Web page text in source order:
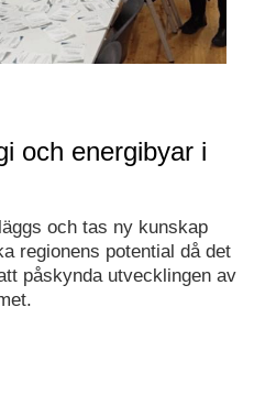
och energibyar i
och tas ny kunskap
regionens potential då det
påskynda utvecklingen av